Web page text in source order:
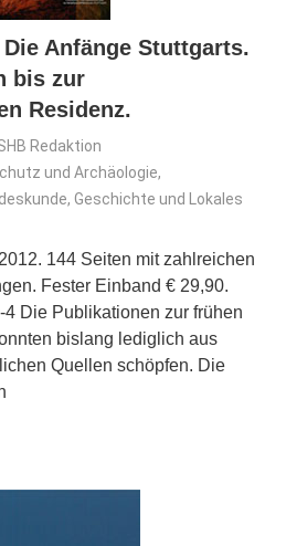
Anfänge Stuttgarts.
bis zur
Residenz.
Redaktion
und Archäologie,
Geschichte und Lokales
144 Seiten mit zahlreichen
Fester Einband € 29,90.
4 Die Publikationen zur frühen
bislang lediglich aus
Quellen schöpfen. Die